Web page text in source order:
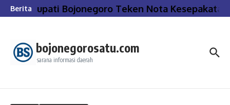
Lewati ke konten
BeritaBupati Bojonegoro Teken Nota Kesepakatan
bojonegorosatu.com
sarana informasi daerah